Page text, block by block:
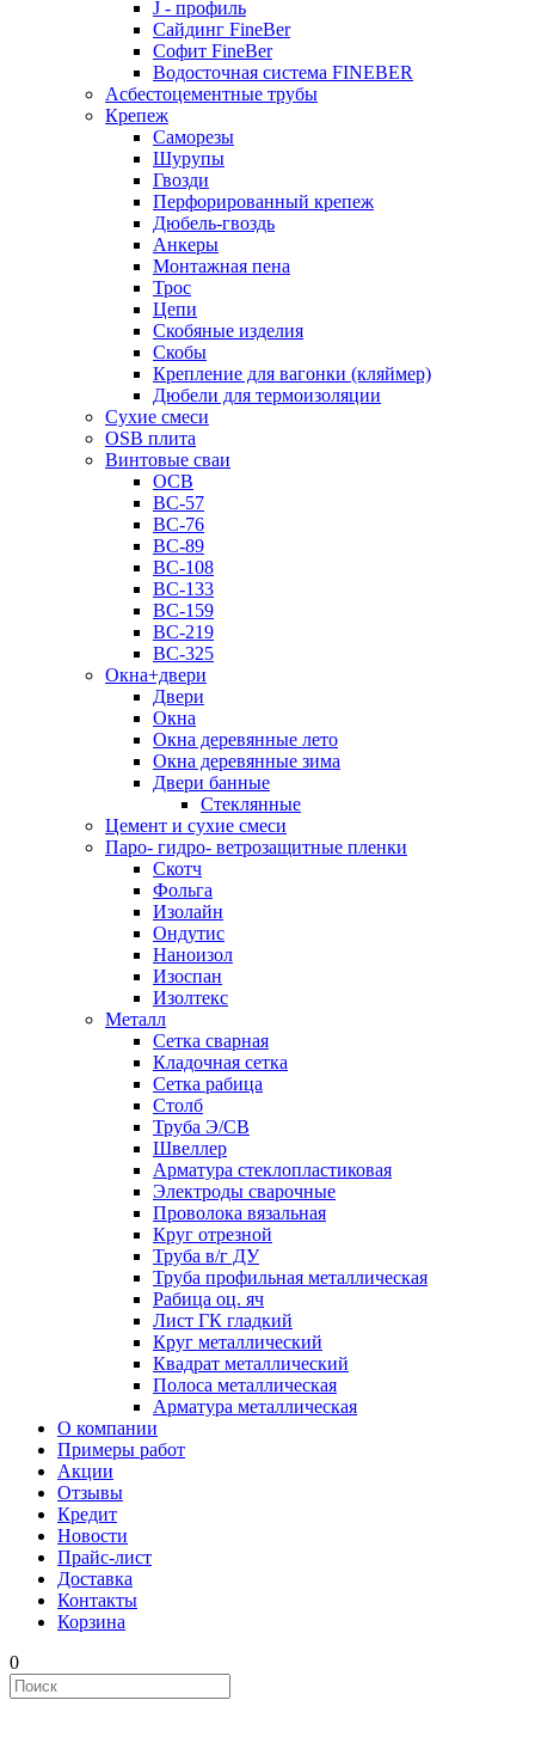
J - профиль
Сайдинг FineBer
Софит FineBer
Водосточная система FINEBER
Асбестоцементные трубы
Крепеж
Саморезы
Шурупы
Гвозди
Перфорированный крепеж
Дюбель-гвоздь
Анкеры
Монтажная пена
Трос
Цепи
Скобяные изделия
Скобы
Крепление для вагонки (кляймер)
Дюбели для термоизоляции
Сухие смеси
OSB плита
Винтовые сваи
ОСВ
ВС-57
ВС-76
ВС-89
ВС-108
ВС-133
ВС-159
ВС-219
ВС-325
Окна+двери
Двери
Окна
Окна деревянные лето
Окна деревянные зима
Двери банные
Стеклянные
Цемент и сухие смеси
Паро- гидро- ветрозащитные пленки
Скотч
Фольга
Изолайн
Ондутис
Наноизол
Изоспан
Изолтекс
Металл
Сетка сварная
Кладочная сетка
Сетка рабица
Столб
Труба Э/СВ
Швеллер
Арматура стеклопластиковая
Электроды сварочные
Проволока вязальная
Круг отрезной
Труба в/г ДУ
Труба профильная металлическая
Рабица оц. яч
Лист ГК гладкий
Круг металлический
Квадрат металлический
Полоса металлическая
Арматура металлическая
О компании
Примеры работ
Акции
Отзывы
Кредит
Новости
Прайс-лист
Доставка
Контакты
Корзина
0